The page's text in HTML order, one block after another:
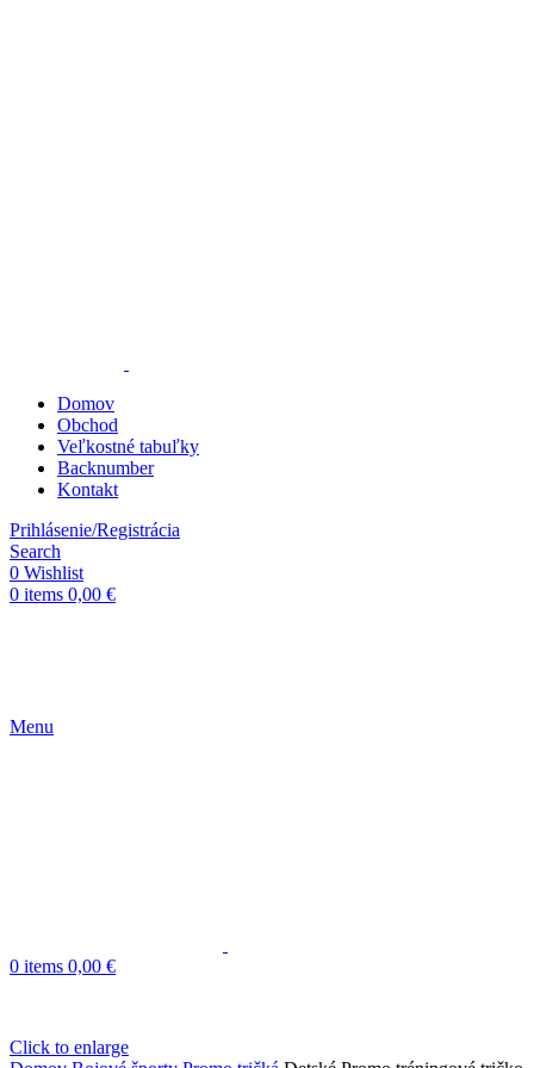
Domov
Obchod
Veľkostné tabuľky
Backnumber
Kontakt
Prihlásenie/Registrácia
Search
0 Wishlist
0 items 0,00 €
Menu
0 items 0,00 €
Click to enlarge